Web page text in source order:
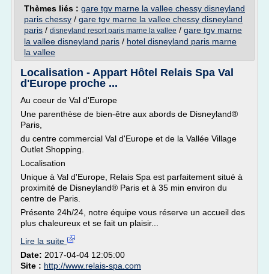
Thèmes liés : gare tgv marne la vallee chessy disneyland
paris chessy / gare tgv marne la vallee chessy disneyland
paris / disneyland resort paris marne la vallee / gare tgv marne
la vallee disneyland paris / hotel disneyland paris marne
la vallee
Localisation - Appart Hôtel Relais Spa Val
d'Europe proche ...
Au coeur de Val d'Europe
Une parenthèse de bien-être aux abords de Disneyland®
Paris,
du centre commercial Val d'Europe et de la Vallée Village
Outlet Shopping.
Localisation
Unique à Val d'Europe, Relais Spa est parfaitement situé à
proximité de Disneyland® Paris et à 35 min environ du
centre de Paris.
Présente 24h/24, notre équipe vous réserve un accueil des
plus chaleureux et se fait un plaisir...
Lire la suite
Date: 2017-04-04 12:05:00
Site : http://www.relais-spa.com